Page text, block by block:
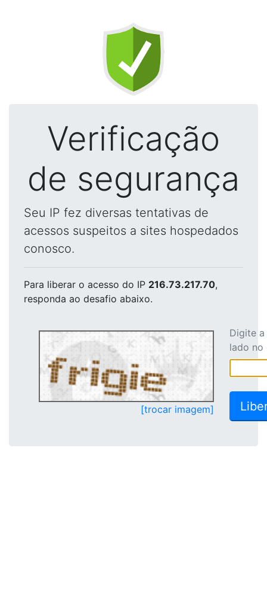
Verificação
de segurança
Seu IP fez diversas tentativas de
acessos suspeitos a sites hospedados
conosco.
Para liberar o acesso do IP 216.73.217.70,
responda ao desafio abaixo.
[trocar imagem]
Digite
lado no